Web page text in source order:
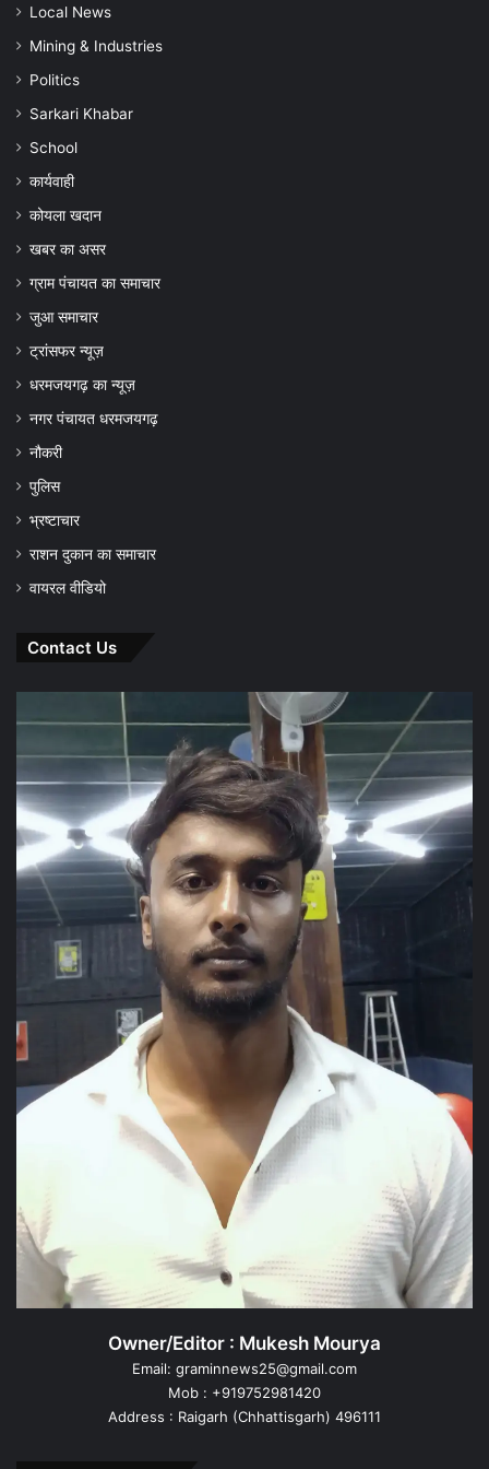
मच्छरदानियां
Local News
Mining & Industries
Politics
Sarkari Khabar
School
कार्यवाही
कोयला खदान
खबर का असर
ग्राम पंचायत का समाचार
जुआ समाचार
ट्रांसफर न्यूज़
धरमजयगढ़ का न्यूज़
नगर पंचायत धरमजयगढ़
नौकरी
पुलिस
भ्रष्टाचार
राशन दुकान का समाचार
वायरल वीडियो
Contact Us
Owner/Editor : Mukesh Mourya
Email: graminnews25@gmail.com
Mob : +919752981420
Address : Raigarh (Chhattisgarh) 496111